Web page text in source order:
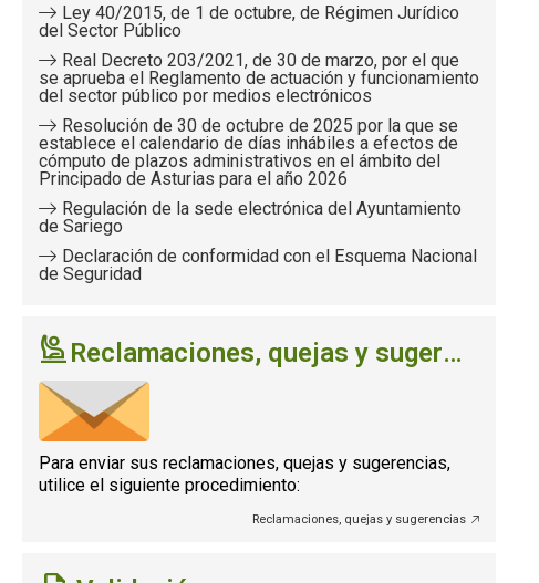
Reclamaciones, quejas y sugerencias
Para enviar sus reclamaciones, quejas y sugerencias,
utilice el siguiente procedimiento:
Reclamaciones, quejas y sugerencias
Ley 40/2015, de 1 de octubre, de Régimen Jurídico
del Sector Público
Real Decreto 203/2021, de 30 de marzo, por el que
se aprueba el Reglamento de actuación y funcionamiento
del sector público por medios electrónicos
Resolución de 30 de octubre de 2025 por la que se
establece el calendario de días inhábiles a efectos de
cómputo de plazos administrativos en el ámbito del
Principado de Asturias para el año 2026
Regulación de la sede electrónica del Ayuntamiento
de Sariego
Declaración de conformidad con el Esquema Nacional
de Seguridad